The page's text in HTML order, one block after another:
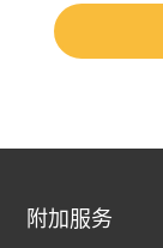
附加服务